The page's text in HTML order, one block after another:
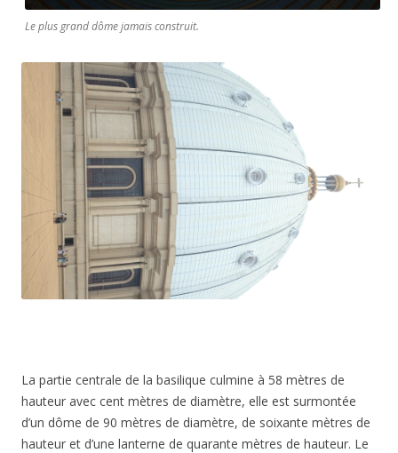
Le plus grand dôme jamais construit.
La partie centrale de la basilique culmine à 58 mètres de
hauteur avec cent mètres de diamètre, elle est surmontée
d’un dôme de 90 mètres de diamètre, de soixante mètres de
hauteur et d’une lanterne de quarante mètres de hauteur. Le